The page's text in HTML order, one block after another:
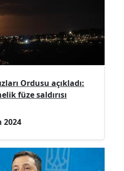
Ordusu açıkladı:
füze saldırısı
2024